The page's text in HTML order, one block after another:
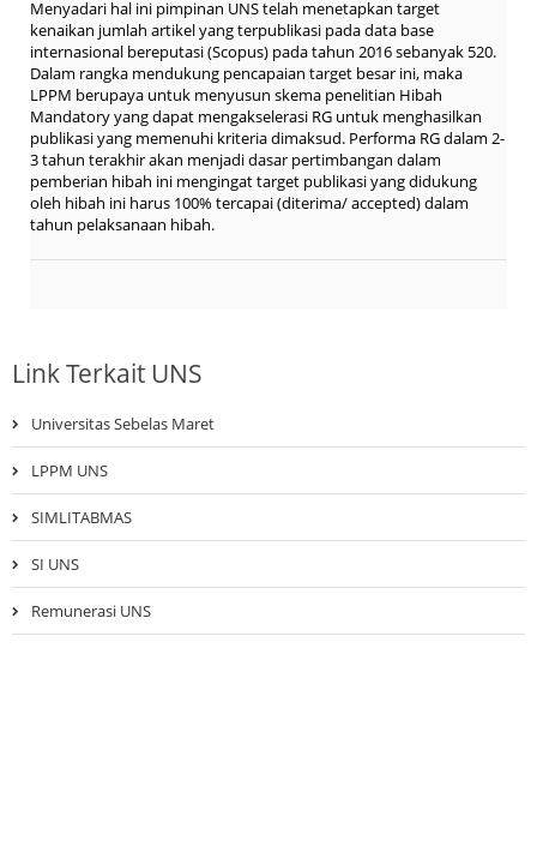
Menyadari hal ini pimpinan UNS telah menetapkan target
kenaikan jumlah artikel yang terpublikasi pada data base
internasional bereputasi (Scopus) pada tahun 2016 sebanyak 520.
Dalam rangka mendukung pencapaian target besar ini, maka
LPPM berupaya untuk menyusun skema penelitian Hibah
Mandatory yang dapat mengakselerasi RG untuk menghasilkan
publikasi yang memenuhi kriteria dimaksud. Performa RG dalam 2-
3 tahun terakhir akan menjadi dasar pertimbangan dalam
pemberian hibah ini mengingat target publikasi yang didukung
oleh hibah ini harus 100% tercapai (diterima/ accepted) dalam
tahun pelaksanaan hibah.
Link Terkait UNS
Universitas Sebelas Maret
LPPM UNS
SIMLITABMAS
SI UNS
Remunerasi UNS